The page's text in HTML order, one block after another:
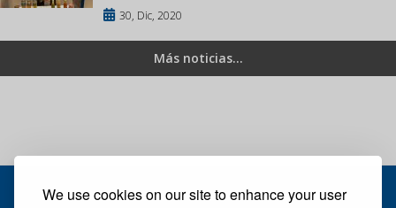
We use cookies on our site to enhance your user
30, Dic, 2020
Más noticias...